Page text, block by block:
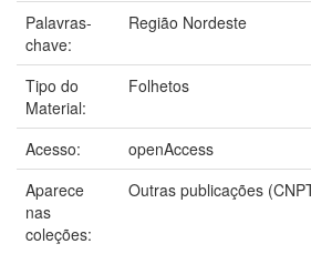
Palavras-
chave:
Região Nordeste
Tipo do
Material:
Folhetos
Acesso:
openAccess
Aparece
nas
coleções:
Outras publicações